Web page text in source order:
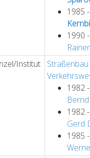
1985
1990
Rainer
Institut
1982
Bernd
1982
Gerd
1985